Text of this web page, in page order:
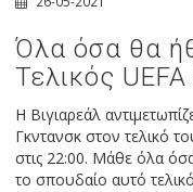
Όλα όσα θα
Τελικός
Η Βιγιαρεάλ
Γκντανσκ στον τελικό
στις 22:00. Μάθε όλα
το σπουδαίο αυτό